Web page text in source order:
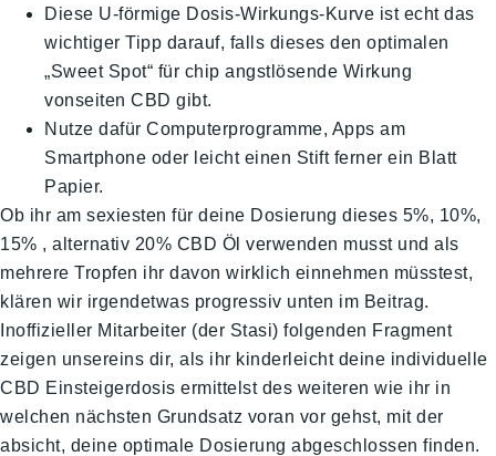
Diese U-förmige Dosis-Wirkungs-Kurve ist echt das
wichtiger Tipp darauf, falls dieses den optimalen
„Sweet Spot“ für chip angstlösende Wirkung
vonseiten CBD gibt.
Nutze dafür Computerprogramme, Apps am
Smartphone oder leicht einen Stift ferner ein Blatt
Papier.
Ob ihr am sexiesten für deine Dosierung dieses 5%, 10%,
15% , alternativ 20% CBD Öl verwenden musst und als
mehrere Tropfen ihr davon wirklich einnehmen müsstest,
klären wir irgendetwas progressiv unten im Beitrag.
Inoffizieller Mitarbeiter (der Stasi) folgenden Fragment
zeigen unsereins dir, als ihr kinderleicht deine individuelle
CBD Einsteigerdosis ermittelst des weiteren wie ihr in
welchen nächsten Grundsatz voran vor gehst, mit der
absicht, deine optimale Dosierung abgeschlossen finden.